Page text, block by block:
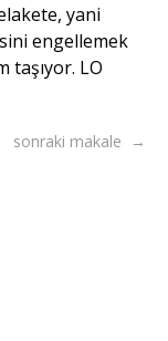
yani
engellemek
taşıyor. LO
sonraki makale →